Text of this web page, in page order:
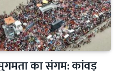
सुगमता का संगम: कांवड़